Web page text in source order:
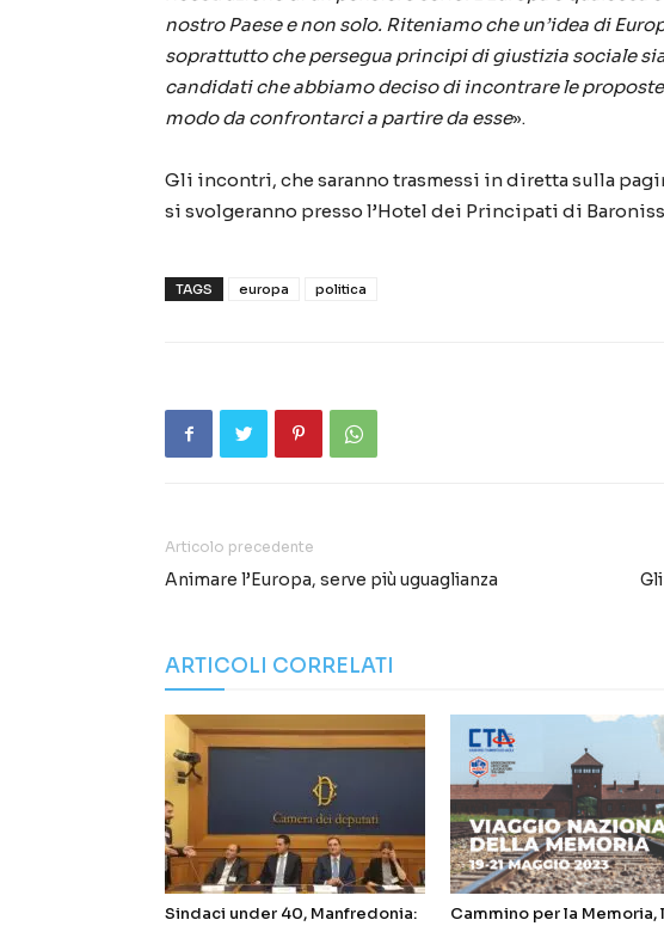
nostro Paese e non solo. Riteniamo che un’idea di
soprattutto che persegua principi di giustizia sociale
candidati che abbiamo deciso di incontrare le proposte
modo da confrontarci a partire da esse».
Gli incontri, che saranno trasmessi in diretta sulla
si svolgeranno presso l’Hotel dei Principati di
TAGS europa politica
Articolo precedente
Animare l’Europa, serve più uguaglianza
ARTICOLI CORRELATI
Sindaci under 40, Manfredonia:
Cammino per la Memoria,